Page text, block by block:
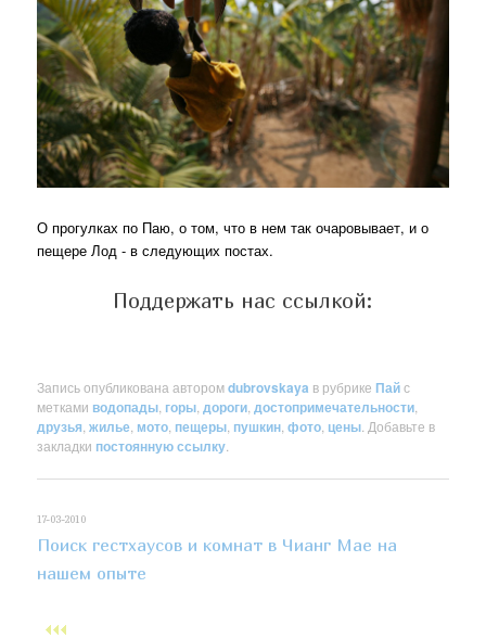
О прогулках по Паю, о том, что в нем так очаровывает, и о
пещере Лод - в следующих постах.
Поддержать нас ссылкой:
Запись опубликована авторомdubrovskaya в рубрикеПайс
метками водопады горы дороги достопримечательности
друзья ,жилье мото пещеры пушкин ,фото цены . Добавьте в
закладки постоянную ссылку
17-03-2010
Поиск гестхаусов и комнат в Чианг Мае на
нашем опыте